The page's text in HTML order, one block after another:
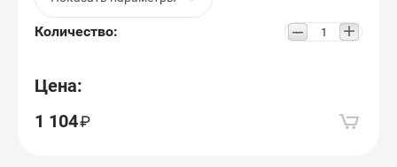
Количество: − +
Цена:
1 104